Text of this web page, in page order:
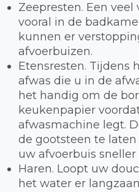
Zeepresten. Een
vooral in de
kunnen er
afvoerbuizen.
Etensresten. Tijdens
afwas die u in de
het handig om de
keukenpapier
afwasmachine legt.
de gootsteen te
uw afvoerbuis sneller
Haren. Loopt uw
het water er